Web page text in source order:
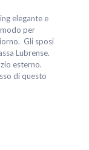
elegante e
per
Gli sposi
Lubrense.
esterno.
di questo